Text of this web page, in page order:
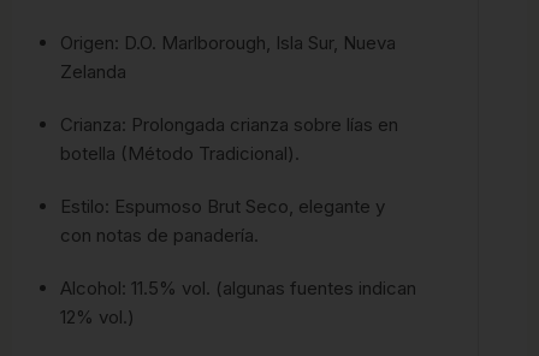
Origen: D.O. Marlborough, Isla Sur, Nueva
Zelanda
Crianza: Prolongada crianza sobre lías en
botella (Método Tradicional).
Estilo: Espumoso Brut Seco, elegante y
con notas de panadería.
Alcohol: 11.5% vol. (algunas fuentes indican
12% vol.)